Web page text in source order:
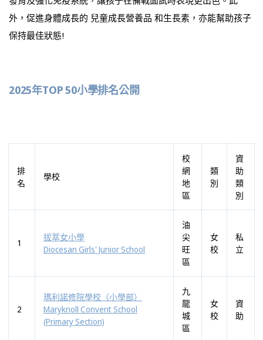
外，促進身體成長的 兒童成長營養品 和生長素，亦能幫助孩子
保持最佳狀態!
2025年TOP 50小學排名公開
排
名
學校
校
網
地
區
類
別
資
助
類
別
1
拔萃女小學
Diocesan Girls' Junior School
油
尖
旺
區
女
校
私
立
2
瑪利諾修院學校（小學部）
Maryknoll Convent School
(Primary Section)
九
龍
城
區
女
校
資
助